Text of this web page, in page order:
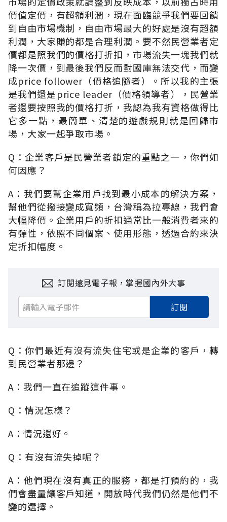
價值定價，有超額利潤，現在面臨競爭我們要回饋
到自由市場機制，自由市場最大的好處是沒有超額
利潤，大家賺的都是合理利潤。要不然民營業者定
價都是照我們的價格打折扣，市場流失一塊我們就
降一次價，到最後我們反而對國庫無法交代，而變
成price follower（價格追隨者）。所以我的主張
是我們還是price leader（價格領導者），民營業
者還要按照我的價格打折，我認為我有資格做得比
它多一點，最簡單、清楚的遊戲規則就是回歸市
場，大家一起爭取市場。
Q：企業客戶是民營業者鎖定的重點之一，你們如
何因應？
A：我們要幫企業用戶找到最小成本的解決方案，
幫他們從撥接變成寬頻，台灣稱為拉專線，我們會
大幅降價。企業用戶的折扣通常比一般消費者來的
有彈性，依照不同個案、使用形態，透過合約來決
定折扣幅度。
訂閱遠見電子報，掌握國內外大事
訂閱
Q：你們最近有沒有流失住宅或是企業的客戶，轉
到民營業者那邊？
A：我們一直在追蹤這件事。
Q：情況怎樣？
A：情況還好。
Q：有沒有流失掉呢？
A：他們現在沒有真正的服務，都是打預約的，我
們會盡量讓客戶知道，開放時代我們仍然是他們不
變的選擇。